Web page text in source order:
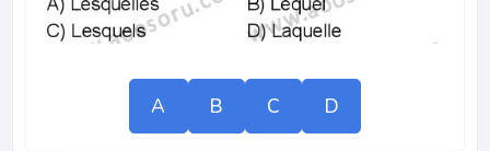
A B C D